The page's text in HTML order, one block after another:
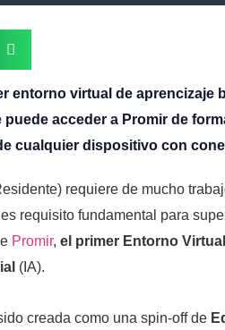
entorno virtual de aprencizaje
puede acceder a Promir de
cualquier dispositivo con
requiere de mucho
requisito fundamental para
Promir, el primer Entorno
(IA).
creada como una spin-off de